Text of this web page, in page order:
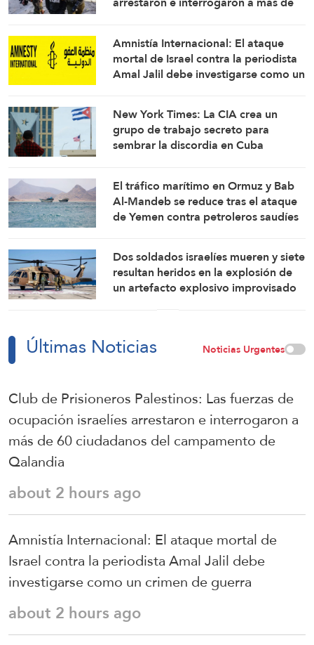
Amnistía Internacional: El ataque
mortal de Israel contra la periodista
Amal Jalil debe investigarse como un
New York Times: La CIA crea un
grupo de trabajo secreto para
sembrar la discordia en Cuba
El tráfico marítimo en Ormuz y Bab
Al-Mandeb se reduce tras el ataque
de Yemen contra petroleros saudíes
Dos soldados israelíes mueren y siete
resultan heridos en la explosión de
un artefacto explosivo improvisado
Últimas Noticias Noticias Urgentes
Club de Prisioneros Palestinos: Las fuerzas de
ocupación israelíes arrestaron e interrogaron a
más de 60 ciudadanos del campamento de
Qalandia
about 2 hours ago
Amnistía Internacional: El ataque mortal de
Israel contra la periodista Amal Jalil debe
investigarse como un crimen de guerra
about 2 hours ago